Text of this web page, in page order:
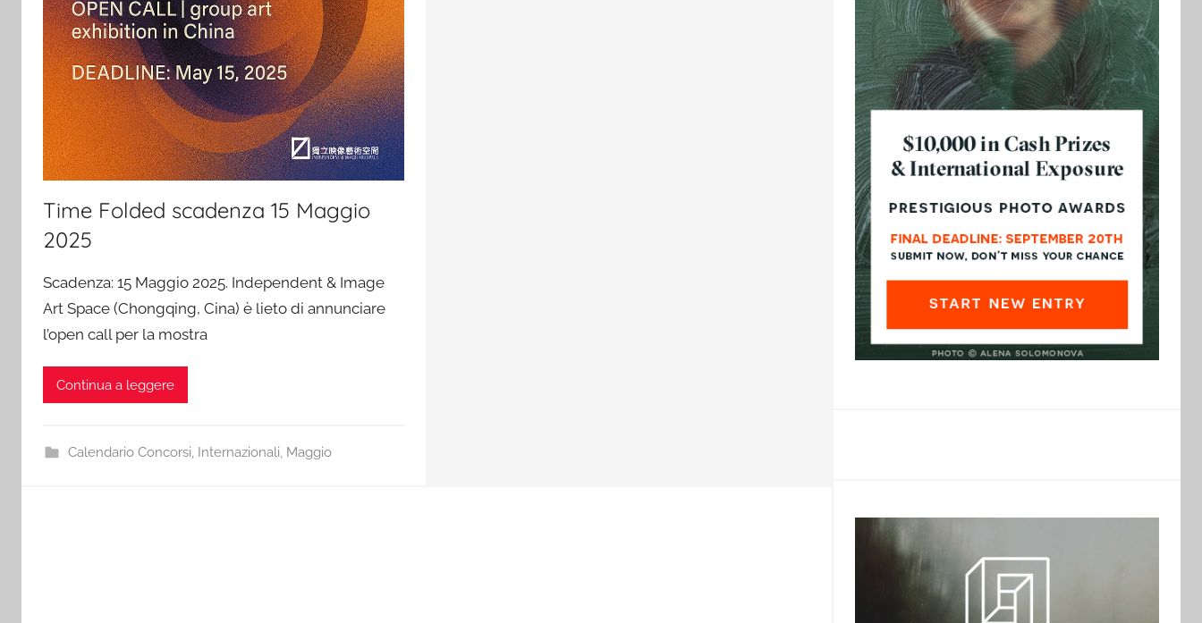
Time Folded scadenza 15 Maggio
2025
Scadenza: 15 Maggio 2025. Independent & Image
Art Space (Chongqing, Cina) è lieto di annunciare
l’open call per la mostra
Continua a leggere
Calendario Concorsi, Internazionali, Maggio